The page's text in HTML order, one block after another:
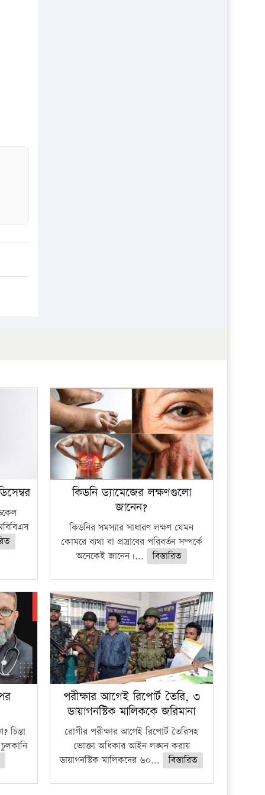
কিডনি ড্যামেজের লক্ষণগুলো
জানেন?
কিডনির সমস্যার সাধারণ লক্ষণ যেমন
কোমরে ব্যথা বা প্রস্রাবের পরিবর্তন সম্পর্কে
অনেকেই জানেন।...
বিস্তারিত
চিন্তা
পরীক্ষার আগেই রিপোর্ট তৈরি, ৩
ডায়াগনস্টিক মালিককে জরিমানা
রোগীর পরীক্ষার আগেই রিপোর্ট তৈরিসহ
ভোক্তা অধিকার আইন লঙ্ঘন করায়
ডায়াগনস্টিক মালিকদের ৬০...
বিস্তারিত